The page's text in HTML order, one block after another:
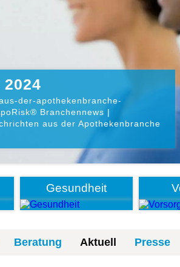
2024
der-apothekenbranche-
Branchennews |
aus der Apothekenbranche
Gesundheit
Beratung Aktuell Presse